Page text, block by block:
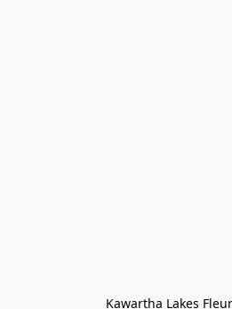
Kawartha Lakes